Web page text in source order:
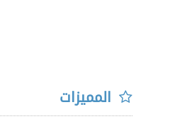
المميزات